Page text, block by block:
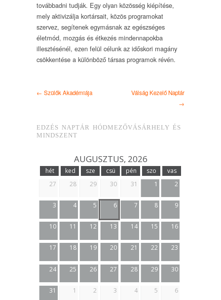
továbbadni tudják. Egy olyan közösség kiépítése,
mely aktivizálja kortársait, közös programokat
szervez, segítenek egymásnak az egészséges
életmód, mozgás és étkezés mindennapokba
illesztésénél, ezen felül célunk az időskori magány
csökkentése a különböző társas programok révén.
← Szülők Akadémiája
Válság Kezelő Naptár
→
EDZÉS NAPTÁR HÓDMEZŐVÁSÁRHELY ÉS
MINDSZENT
AUGUSZTUS, 2026
hét ked sze csü pén szo
vas
27
28 29 30 31 1 2
3 4 5 6 7 8 9
10 11 12 13 14 15 16
17 18 19 20 21 22 23
24 25 26 27 28 29 30
31 1 2 3 4 5 6